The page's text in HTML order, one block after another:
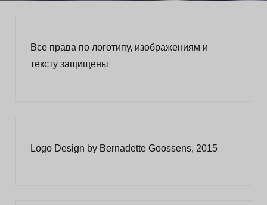
Все права по логотипу, изображениям и
тексту защищены
Logo Design by Bernadette Goossens, 2015